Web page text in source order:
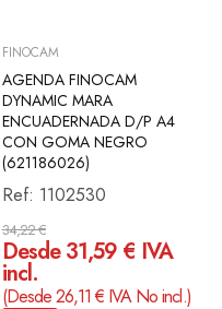
FINOCAM
AGENDA FINOCAM
DYNAMIC MARA
ENCUADERNADA D/P A4
CON GOMA NEGRO
(621186026)
Ref: 1102530
34,22 €
Desde 31,59 € IVA
incl.
(Desde 26,11 € IVA No incl.)